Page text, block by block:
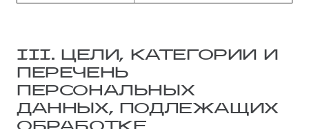
III. ЦЕЛИ, КАТЕГОРИИ И
ПЕРЕЧЕНЬ
ПЕРСОНАЛЬНЫХ
ДАННЫХ, ПОДЛЕЖАЩИХ